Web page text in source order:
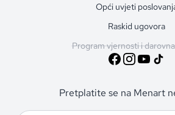
Opći uvjeti
Raskid ugovora
Program vjernosti i
Pretplatite se na Menart